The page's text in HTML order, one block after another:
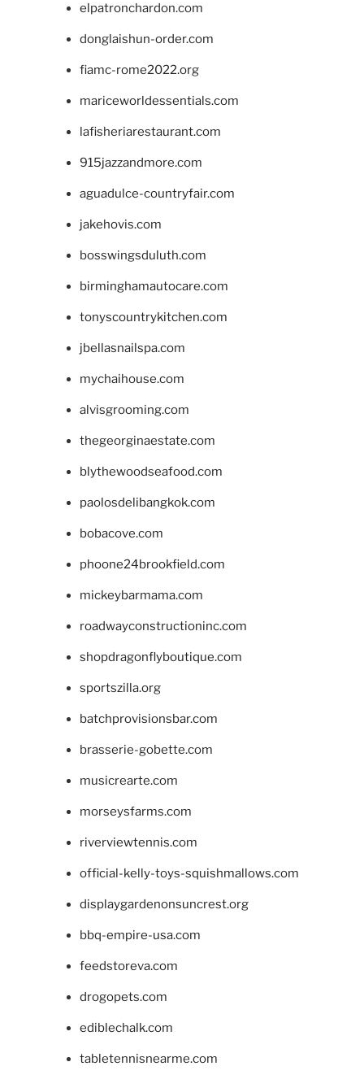
elpatronchardon.com
donglaishun-order.com
fiamc-rome2022.org
mariceworldessentials.com
lafisheriarestaurant.com
915jazzandmore.com
aguadulce-countryfair.com
jakehovis.com
bosswingsduluth.com
birminghamautocare.com
tonyscountrykitchen.com
jbellasnailspa.com
mychaihouse.com
alvisgrooming.com
thegeorginaestate.com
blythewoodseafood.com
paolosdelibangkok.com
bobacove.com
phoone24brookfield.com
mickeybarmama.com
roadwayconstructioninc.com
shopdragonflyboutique.com
sportszilla.org
batchprovisionsbar.com
brasserie-gobette.com
musicrearte.com
morseysfarms.com
riverviewtennis.com
official-kelly-toys-squishmallows.com
displaygardenonsuncrest.org
bbq-empire-usa.com
feedstoreva.com
drogopets.com
ediblechalk.com
tabletennisnearme.com